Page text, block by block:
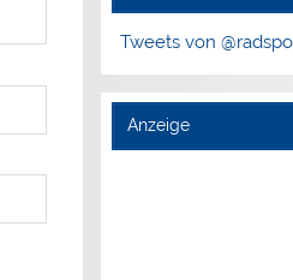
Tweets von
Anzeige